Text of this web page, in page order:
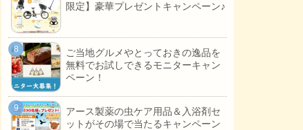
限定】豪華プレゼントキャンペーン♪
ご当地グルメやとっておきの逸品を
無料でお試しできるモニターキャン
ペーン！
アース製薬の虫ケア用品＆入浴剤セ
ットがその場で当たるキャンペーン